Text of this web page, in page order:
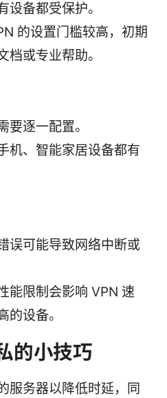
设备都受保护。
的设置门槛较高，初期
档或专业帮助。
要逐一配置。
机、智能家居设备都有
误可能导致网络中断或
能限制会影响 VPN 速
的设备。
的小技巧
服务器以降低时延，同